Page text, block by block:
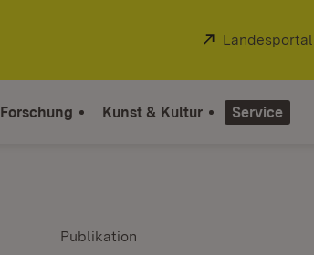
Extern:
Landesportal
Forschung Kunst & Kultur Service
Publikation